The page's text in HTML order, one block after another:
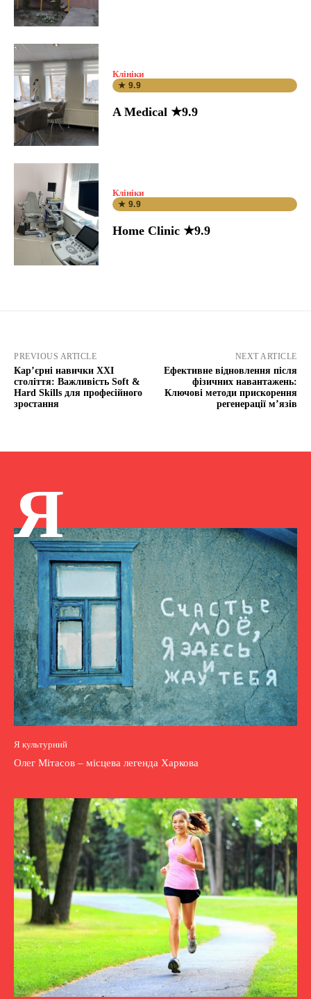
Клініки
★ 9.9
A Medical ★9.9
Клініки
★ 9.9
Home Clinic ★9.9
PREVIOUS ARTICLE
Кар’єрні навички XXI
століття: Важливість Soft &
Hard Skills для професійного
зростання
NEXT ARTICLE
Ефективне відновлення після
фізичних навантажень:
Ключові методи прискорення
регенерації м’язів
Я
Я культурний
Олег Мітасов – місцева легенда Харкова